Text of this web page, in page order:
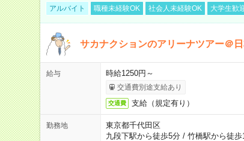
アルバイト 職種未経験OK 社会人未経験OK 大学生歓
サカナクションのアリーナツアー＠
給与 時給1250円～
交通費別途支給あり
交通費 支給（規定有り）
勤務地
東京都千代田区
九段下駅から徒歩5分/ 竹橋駅から徒歩